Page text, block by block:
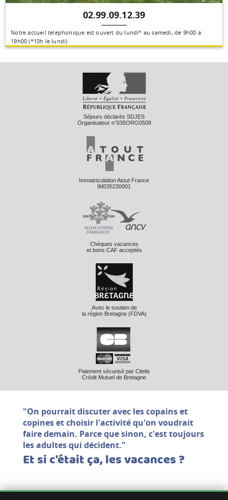
02.99.09.12.39
Notre accueil téléphonique est ouvert du lundi* au samedi, de 9h00 à
19h00 (*10h le lundi)
Séjours déclarés SDJES
Organisateur n°035ORG0508
Immatriculation Atout France
IM035230001
Chèques vacances
et bons CAF acceptés
Avec le soutien de
la région Bretagne (FDVA)
Paiement sécurisé par Citelis
Crédit Mutuel de Bretagne
"On pourrait discuter avec les copains et
copines et choisir l'activité qu'on voudrait
faire demain. Parce que sinon, c'est toujours
les adultes qui décident."
Et si c'était ça, les vacances ?